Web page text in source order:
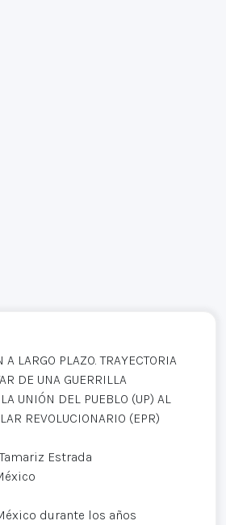
A LARGO PLAZO. TRAYECTORIA
DE UNA GUERRILLA
UNIÓN DEL PUEBLO (UP) AL
REVOLUCIONARIO (EPR)
Estrada
durante los años